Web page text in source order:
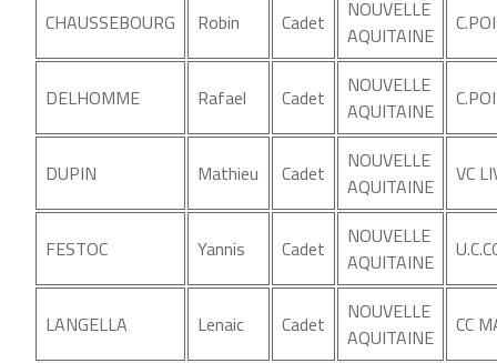
CHAUSSEBOURG Robin Cadet
NOUVELLE
AQUITAINE
DELHOMME Rafael Cadet
NOUVELLE
AQUITAINE
DUPIN Mathieu Cadet
NOUVELLE
AQUITAINE
VC
FESTOC Yannis Cadet
NOUVELLE
AQUITAINE
LANGELLA Lenaic Cadet
NOUVELLE
AQUITAINE
CC